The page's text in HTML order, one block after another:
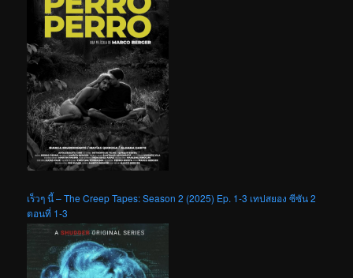
เร็วๆ นี้ – The Creep Tapes: Season 2 (2025) Ep. 1-3 เทปสยอง ซีซัน 2
ตอนที่ 1-3